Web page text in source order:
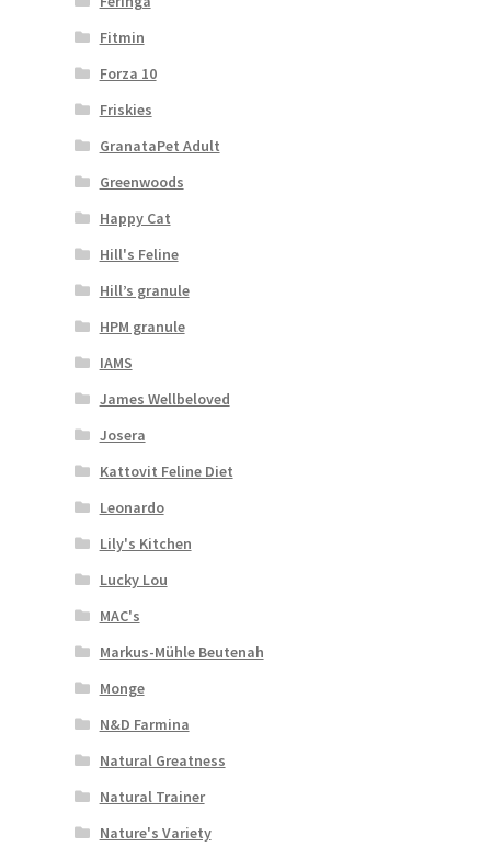
Fitmin
Forza 10
Friskies
GranataPet Adult
Greenwoods
Happy Cat
Hill's Feline
Hill’s granule
HPM granule
IAMS
James Wellbeloved
Josera
Kattovit Feline Diet
Leonardo
Lily's Kitchen
Lucky Lou
MAC's
Markus-Mühle Beutenah
Monge
N&D Farmina
Natural Greatness
Natural Trainer
Nature's Variety